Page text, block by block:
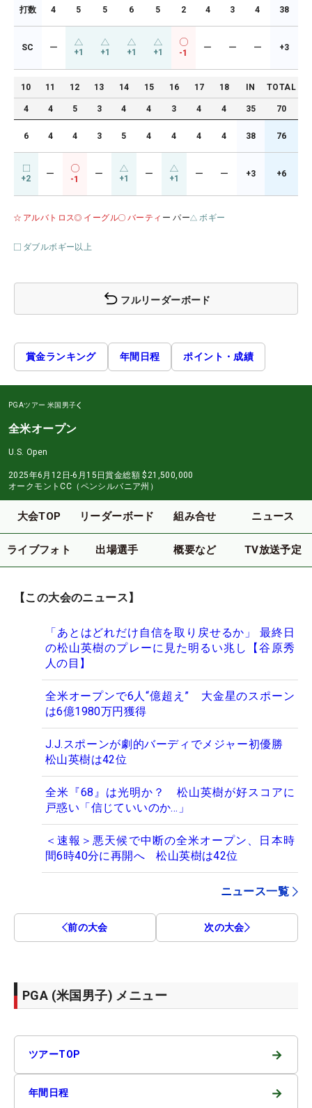
打数 4 5 5 6 5 2 4 3 4 38
SC ー +1 +1 +1 +1 -1
ー ー ー +3
10 11 12 13 14 15 16 17 18 IN TOTAL
4 4 5 3 4 4 3 4 4 35 70
6 4 4 3 5 4 4 4 4 38 76
+2 ー
-1
ー +1 ー +1 ー ー +3 +6
アルバトロス イーグル バーティ ー パー ボギー
ダブルボギー以上
フルリーダーボード
賞金ランキング 年間日程 ポイント・成績
PGAツアー 米国男子
全米オープン
U.S. Open
2025年6月12日-6月15日賞金総額 $21,500,000
オークモントCC（ペンシルバニア州）
大会TOP リーダーボード 組み合せ ニュース
ライブフォト 出場選手 概要など TV放送予定
【この大会のニュース】
「あとはどれだけ自信を取り戻せるか」 最終日
の松山英樹のプレーに見た明るい兆し【谷原秀
人の目】
全米オープンで6人“億超え” 大金星のスポーン
は6億1980万円獲得
J.J.スポーンが劇的バーディでメジャー初優勝
松山英樹は42位
全米『68』は光明か？ 松山英樹が好スコアに
戸惑い「信じていいのか…」
＜速報＞悪天候で中断の全米オープン、日本時
間6時40分に再開へ 松山英樹は42位
ニュース一覧
前の大会 次の大会
PGA (米国男子) メニュー
ツアーTOP →
年間日程 →